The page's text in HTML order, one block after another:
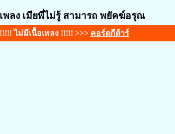
พลง เมียพี่ไม่รู้ สามารถ พยัคฆ์อรุณ
!!!!! ไม่มีเนื้อเพลง !!!!! >>> คอร์ดกีต้าร์